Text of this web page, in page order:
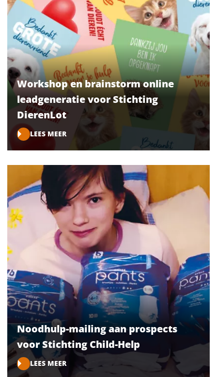
Workshop en brainstorm online
leadgeneratie voor Stichting
DierenLot
LEES MEER
Noodhulp-mailing aan prospects
voor Stichting Child-Help
LEES MEER